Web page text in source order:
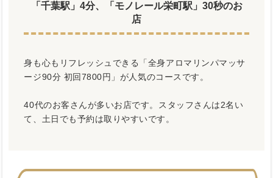
「千葉駅」4分、「モノレール栄町駅」30秒のお
店
身も心もリフレッシュできる「全身アロマリンパマッサ
ージ90分 初回7800円」が人気のコースです。
40代のお客さんが多いお店です。スタッフさんは2名い
て、土日でも予約は取りやすいです。